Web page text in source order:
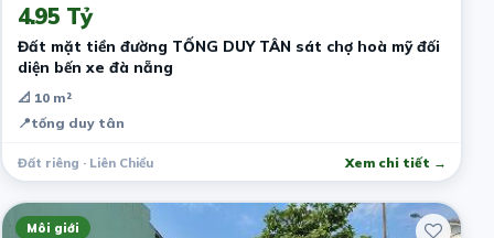
4.95 Tỷ
Đất mặt tiền đường TỐNG DUY TÂN sát chợ hoà mỹ đối
diện bến xe đà nẵng
📐 10 m²
📍tống duy tân
Đất riêng · Liên Chiểu Xem chi tiết →
Môi giới